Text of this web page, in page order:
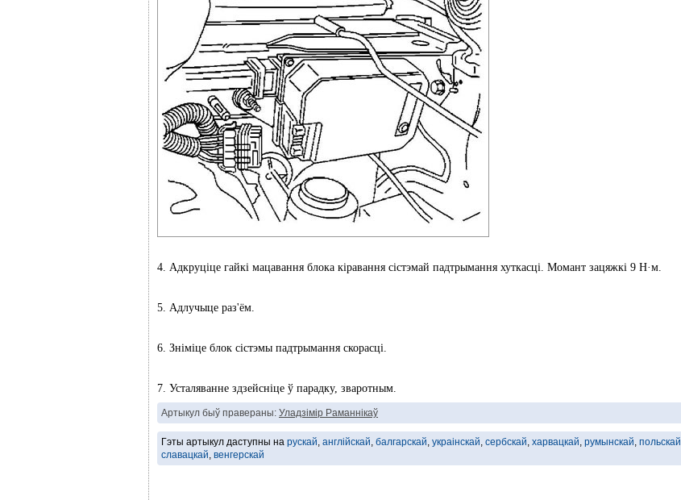
4. Адкруціце гайкі мацавання блока кіравання сістэмай падтрымання хуткасці. Момант зацяжкі 9 Н·м.
5. Адлучыце раз'ём.
6. Зніміце блок сістэмы падтрымання скорасці.
7. Усталяванне здзейсніце ў парадку, зваротным.
Артыкул быў правераны: Уладзімір Раманнікаў
Гэты артыкул даступны на рускай, англійскай, балгарскай, украінскай, сербскай, харвацкай, румынскай, польскай
славацкай, венгерскай